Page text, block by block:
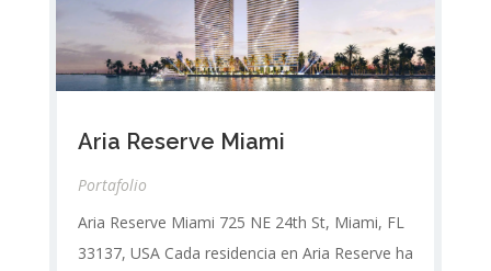
Aria Reserve Miami
Portafolio
Aria Reserve Miami 725 NE 24th St, Miami, FL
33137, USA Cada residencia en Aria Reserve ha